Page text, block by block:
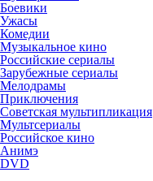
Боевики
Ужасы
Комедии
Музыкальное кино
Российские сериалы
Зарубежные сериалы
Мелодрамы
Приключения
Советская мультипликация
Мультсериалы
Российское кино
Анимэ
DVD